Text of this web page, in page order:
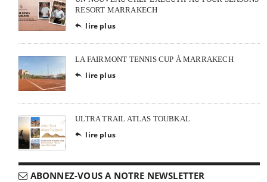
RESORT MARRAKECH
 lire plus
LA FAIRMONT TENNIS CUP À MARRAKECH
 lire plus
ULTRA TRAIL ATLAS TOUBKAL
 lire plus
ABONNEZ-VOUS A NOTRE NEWSLETTER